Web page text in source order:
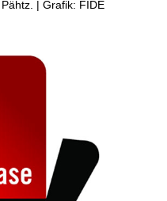
| Grafik: FIDE